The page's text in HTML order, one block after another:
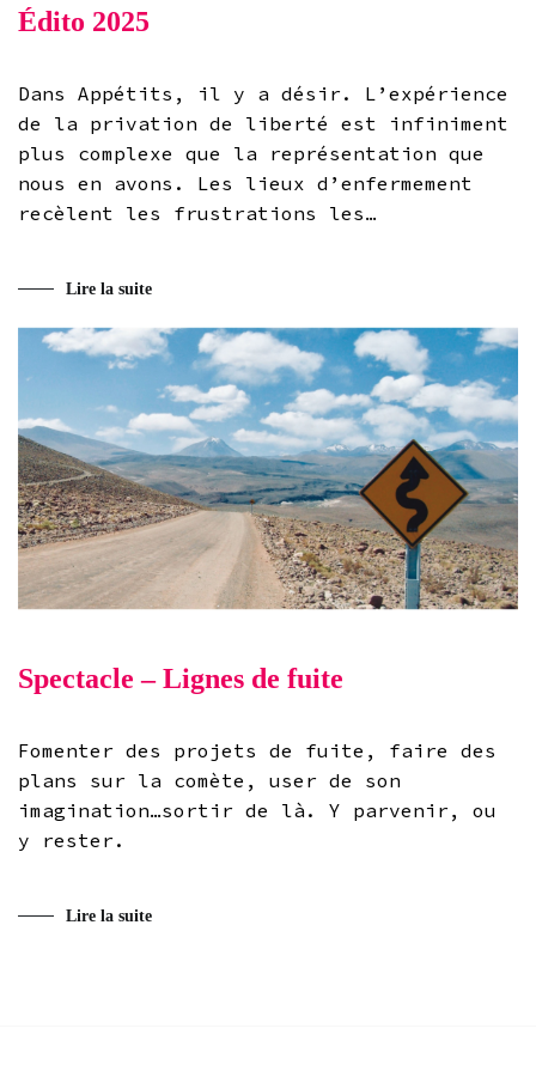
Édito 2025
Dans Appétits, il y a désir. L’expérience
de la privation de liberté est infiniment
plus complexe que la représentation que
nous en avons. Les lieux d’enfermement
recèlent les frustrations les…
Lire la suite
Spectacle – Lignes de fuite
Fomenter des projets de fuite, faire des
plans sur la comète, user de son
imagination…sortir de là. Y parvenir, ou
y rester.
Lire la suite